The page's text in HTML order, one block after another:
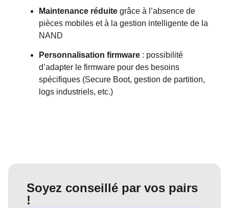
Maintenance réduite grâce à l’absence de
pièces mobiles et à la gestion intelligente de la
NAND
Personnalisation firmware : possibilité
d’adapter le firmware pour des besoins
spécifiques (Secure Boot, gestion de partition,
logs industriels, etc.)
Soyez conseillé par vos pairs
!